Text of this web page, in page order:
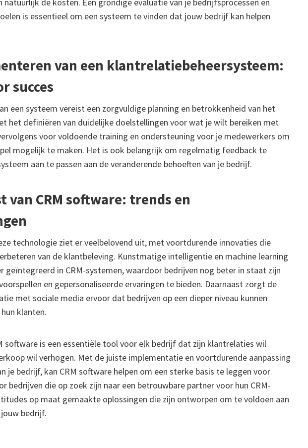
is essentieel om een systeem te vinden dat jouw bedrijf kan helpen
van een klantrelatiebeheersysteem:
succes
een systeem vereist een zorgvuldige planning en betrokkenheid van het
het definiëren van duidelijke doelstellingen voor wat je wilt bereiken met
voor voldoende training en ondersteuning voor je medewerkers om
mogelijk te maken. Het is ook belangrijk om regelmatig feedback te
aan te passen aan de veranderende behoeften van je bedrijf.
van CRM software: trends en
technologie ziet er veelbelovend uit, met voortdurende innovaties die
van de klantbeleving. Kunstmatige intelligentie en machine learning
geïntegreerd in CRM-systemen, waardoor bedrijven nog beter in staat zijn
en gepersonaliseerde ervaringen te bieden. Daarnaast zorgt de
met sociale media ervoor dat bedrijven op een dieper niveau kunnen
klanten.
software is een essentiële tool voor elk bedrijf dat zijn klantrelaties wil
wil verhogen. Met de juiste implementatie en voortdurende aanpassing
je bedrijf, kan CRM software helpen om een sterke basis te leggen voor
bedrijven die op zoek zijn naar een betrouwbare partner voor hun CRM-
op maat gemaakte oplossingen die zijn ontworpen om te voldoen aan
bedrijf.